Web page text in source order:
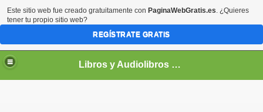
Libros y Audiolibros Para emprendedores
Este sitio web fue creado gratuitamente con PaginaWebGratis.es. ¿Quieres
tener tu propio sitio web?
REGÍSTRATE GRATIS